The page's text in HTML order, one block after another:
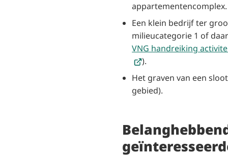
appartementencomplex.
Een klein bedrijf ter
milieucategorie 1 of
VNG handreiking
).
Het graven van een
gebied).